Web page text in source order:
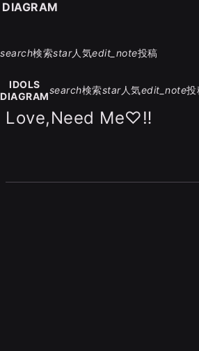
search検索star人気edit_note投稿
IDOLS
DIAGRAM
search検索star人気edit_note投
Love,Need Me♡‼︎